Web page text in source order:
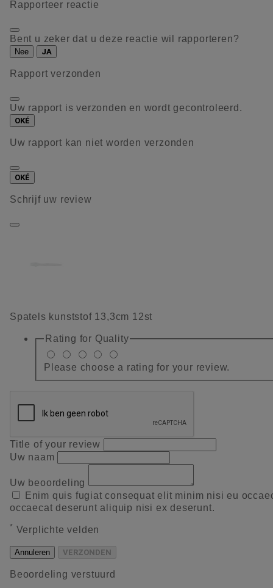
Rapporteer reactie
Bent u zeker dat u deze reactie wil rapporteren?
Nee JA
Rapport verzonden
Uw rapport is verzonden en wordt gecontroleerd.
OKÉ
Uw rapport kan niet worden verzonden
OKÉ
Schrijf uw review
Spatels kunststof 13,3cm 12st
Rating for Quality
Please choose a rating for your review.
Title of your review
Uw naam
Uw beoordeling
Enim quis fugiat consequat elit minim nisi eu
occaecat deserunt aliquip nisi ex deserunt.
* Verplichte velden
Annuleren VERZONDEN
Beoordeling verstuurd